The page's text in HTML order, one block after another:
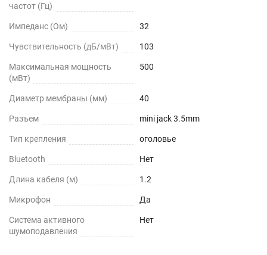
частот (Гц)
Импеданс (Ом) 32
Чувствительность (дБ/мВт) 103
Максимальная мощность
(мВт)
500
Диаметр мембраны (мм) 40
Разъем mini jack 3.5mm
Тип крепления оголовье
Bluetooth Нет
Длина кабеля (м) 1.2
Микрофон Да
Cистема активного
шумоподавления
Нет